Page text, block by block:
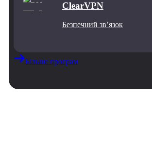
ClearVPN
Безпечний звʼязок
Більше програм